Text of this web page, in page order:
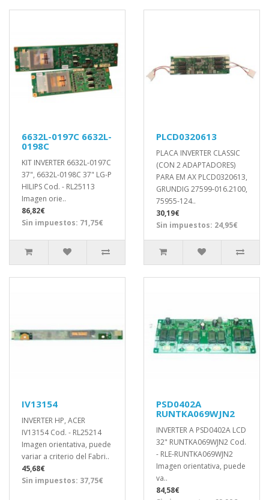
6632L-0197C 6632L-
0198C
KIT INVERTER 6632L-0197C
37", 6632L-0198C 37" LG-P
HILIPS Cod. - RL25113
Imagen orie..
86,82€
Sin impuestos: 71,75€
PLCD0320613
PLACA INVERTER CLASSIC
(CON 2 ADAPTADORES)
PARA EM AX PLCD0320613,
GRUNDIG 27599-016.2100,
75955-124..
30,19€
Sin impuestos: 24,95€
IV13154
INVERTER HP, ACER
IV13154 Cod. - RL25214
Imagen orientativa, puede
variar a criterio del Fabri..
45,68€
Sin impuestos: 37,75€
PSD0402A
RUNTKA069WJN2
INVERTER A PSD0402A LCD
32" RUNTKA069WJN2 Cod.
- RLE-RUNTKA069WJN2
Imagen orientativa, puede
va..
84,58€